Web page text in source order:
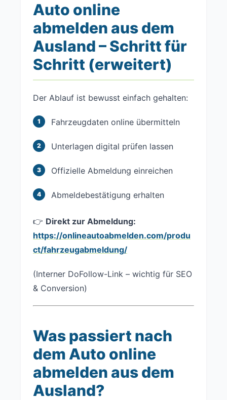
Auto online
abmelden aus dem
Ausland – Schritt für
Schritt (erweitert)
Der Ablauf ist bewusst einfach gehalten:
Fahrzeugdaten online übermitteln
Unterlagen digital prüfen lassen
Offizielle Abmeldung einreichen
Abmeldebestätigung erhalten
👉 Direkt zur Abmeldung:
https://onlineautoabmelden.com/produ
ct/fahrzeugabmeldung/
(Interner DoFollow-Link – wichtig für SEO
& Conversion)
Was passiert nach
dem Auto online
abmelden aus dem
Ausland?